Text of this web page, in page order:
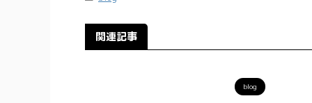
関連記事
blog